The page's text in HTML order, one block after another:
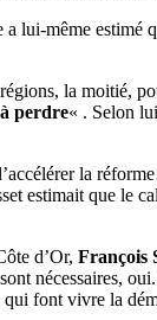
même estimé
la moitié,
perdre« . Selon
la
estimait que le
d’Or, François
nécessaires,
font vivre la